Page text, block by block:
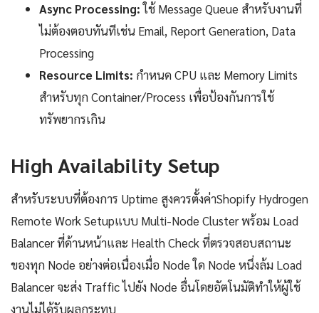
Async Processing:ใช้ Message Queue สำหรับงานที่
ไม่ต้องตอบทันทีเช่น Email, Report Generation, Data
Processing
Resource Limits: กำหนด CPU และ Memory Limits
สำหรับทุก Container/Process เพื่อป้องกันการใช้
ทรัพยากรเกิน
High Availability Setup
สำหรับระบบที่ต้องการ Uptime สูงควรตั้งค่าShopify Hydrogen
Remote Work Setupแบบ Multi-Node Cluster พร้อม Load
Balancer ที่ด้านหน้าและ Health Check ที่ตรวจสอบสถานะ
ของทุก Node อย่างต่อเนื่องเมื่อ Node ใด Node หนึ่งล้ม Load
Balancer จะส่ง Traffic ไปยัง Node อื่นโดยอัตโนมัติทำให้ผู้ใช้
งานไม่ได้รับผลกระทบ